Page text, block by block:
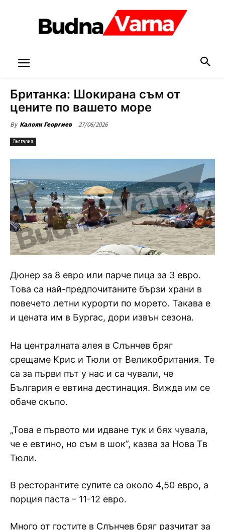
Британка: Шокирана съм от
цените по вашето море
By Калоян Георгиев 27/06/2026
България
Дюнер за 8 евро или парче пица за 3 евро.
Това са най-предпочитаните бързи храни в
повечето летни курорти по морето. Такава е
и цената им в Бургас, дори извън сезона.
На централната алея в Слънчев бряг
срещаме Крис и Тюли от Великобритания. Те
са за първи път у нас и са чували, че
България е евтина дестинация. Вижда им се
обаче скъпо.
„Това е първото ми идване тук и бях чувала,
че е евтино, но съм в шок”, казва за Нова Тв
Тюли.
В ресторантите супите са около 4,50 евро, а
порция паста – 11-12 евро.
Много от гостите в Слънчев бряг разчитат за